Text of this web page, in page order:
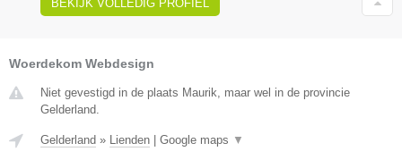
BEKIJK VOLLEDIG PROFIEL
Woerdekom Webdesign
Niet gevestigd in de plaats Maurik, maar wel in de provincie
Gelderland.
Gelderland » Lienden Google maps ▼